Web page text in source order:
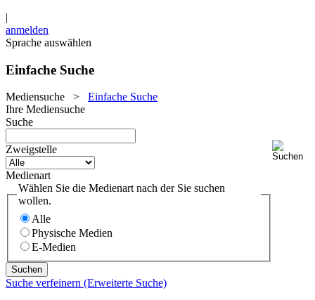
|
anmelden
Sprache auswählen
Einfache Suche
Mediensuche > Einfache Suche
Ihre Mediensuche
Suche
Zweigstelle
Medienart
Wählen Sie die Medienart nach der Sie suchen
wollen.
Alle
Physische Medien
E-Medien
Suche verfeinern (Erweiterte Suche)